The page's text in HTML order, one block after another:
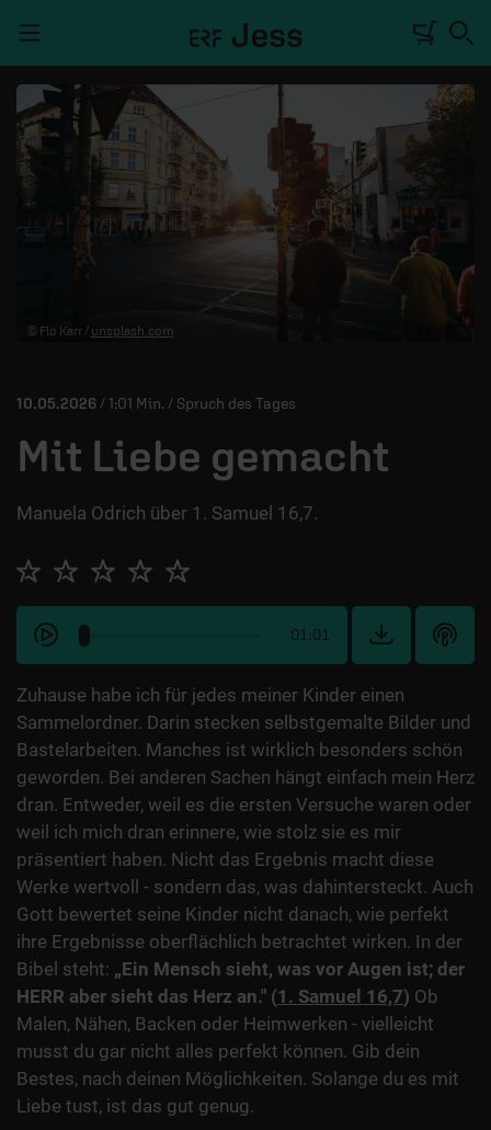
TALKWERK
REPORTAGE
MITMACHEN
ÜBER UNS
© Flo Karr / unsplash.com
10.05.2026 / 1:01 Min. / Spruch des Tages
Mit Liebe gemacht
Manuela Odrich über 1. Samuel 16,7.
01:01
Zuhause habe ich für jedes meiner Kinder einen
Sammelordner. Darin stecken selbstgemalte Bilder und
Bastelarbeiten. Manches ist wirklich besonders schön
geworden. Bei anderen Sachen hängt einfach mein Herz
dran. Entweder, weil es die ersten Versuche waren oder
weil ich mich dran erinnere, wie stolz sie es mir
präsentiert haben. Nicht das Ergebnis macht diese
Werke wertvoll - sondern das, was dahintersteckt. Auch
Gott bewertet seine Kinder nicht danach, wie perfekt
ihre Ergebnisse oberflächlich betrachtet wirken. In der
Bibel steht: „Ein Mensch sieht, was vor Augen ist; der
HERR aber sieht das Herz an." (1. Samuel 16,7) Ob
Malen, Nähen, Backen oder Heimwerken - vielleicht
musst du gar nicht alles perfekt können. Gib dein
Bestes, nach deinen Möglichkeiten. Solange du es mit
Liebe tust, ist das gut genug.